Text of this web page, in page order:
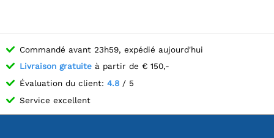
Commandé avant 23h59, expédié aujourd'hui
Livraison gratuite à partir de € 150,-
Évaluation du client: 4.8 / 5
Service excellent